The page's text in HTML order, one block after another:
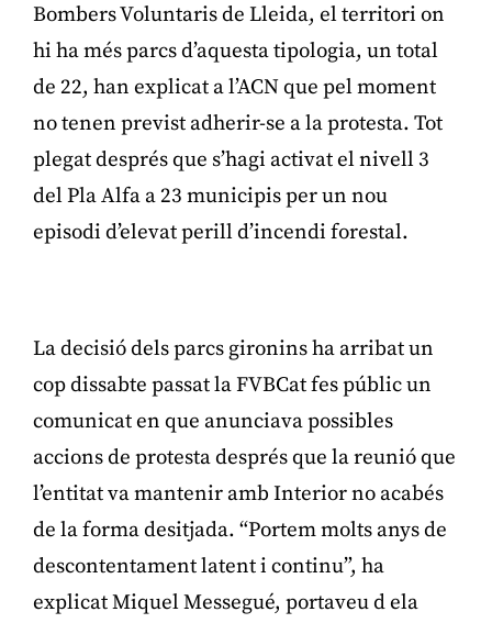
Bombers Voluntaris de Lleida, el territori on
hi ha més parcs d’aquesta tipologia, un total
de 22, han explicat a l’ACN que pel moment
no tenen previst adherir-se a la protesta. Tot
plegat després que s’hagi activat el nivell 3
del Pla Alfa a 23 municipis per un nou
episodi d’elevat perill d’incendi forestal.
La decisió dels parcs gironins ha arribat un
cop dissabte passat la FVBCat fes públic un
comunicat en que anunciava possibles
accions de protesta després que la reunió que
l’entitat va mantenir amb Interior no acabés
de la forma desitjada. “Portem molts anys de
descontentament latent i continu”, ha
explicat Miquel Messegué, portaveu d ela